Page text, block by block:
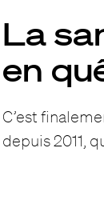
La
en
C’est
depuis 2011,